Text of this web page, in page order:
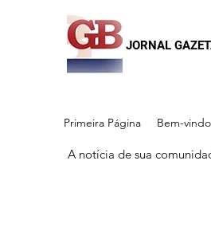
JORNAL
Primeira Página Bem-vindo
A notícia de sua